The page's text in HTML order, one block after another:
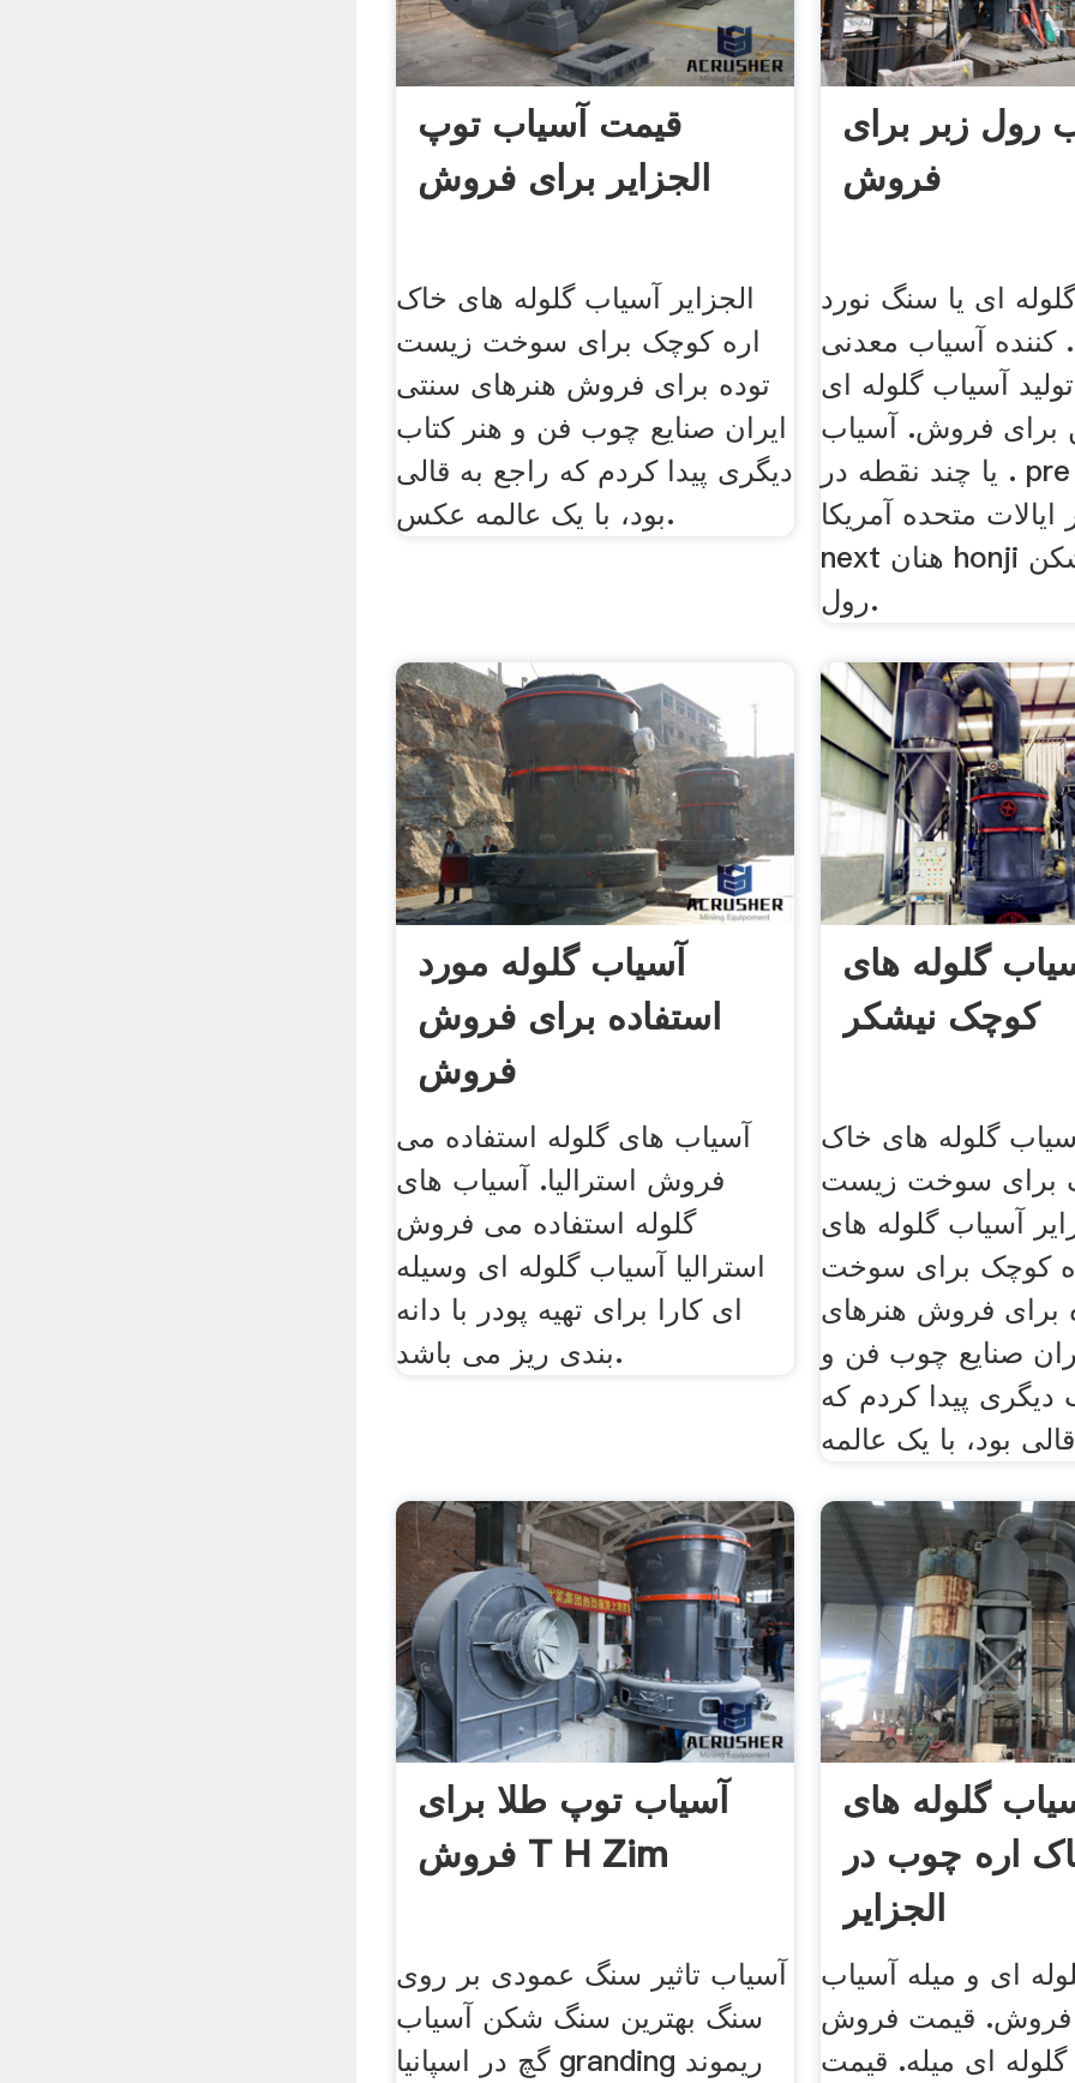
قیمت آسیاب توپ
الجزایر برای فروش
الجزایر آسیاب گلوله های خاک
اره کوچک برای سوخت زیست
توده برای فروش هنرهای‌ سنتی‌
ایران‌ صنایع چوب فن و هنر کتاب
دیگری پیدا کردم که راجع به قالی
بود، با یک عالمه عکس.
رول زبر برای
فروش
ای یا سنگ نورد
آسیاب معدنی
آسیاب گلوله ای
فروش. آسیاب
یا چند نقطه در . pre 20 آسیاب
ایالات متحده آمریکا
next هنان honji سنگ شکن
رول.
آسیاب گلوله مورد
استفاده برای فروش
فروش
آسیاب های گلوله استفاده می
فروش استرالیا. آسیاب های
گلوله استفاده می فروش
استرالیا آسیاب گلوله ای وسیله
ای کارا برای تهیه پودر با دانه
بندی ریز می باشد.
گلوله های
کوچک نیشکر
گلوله های خاک
برای سوخت زیست
آسیاب گلوله های
کوچک برای سوخت
برای فروش هنرهای‌
صنایع چوب فن و
دیگری پیدا کردم که
بود، با یک عالمه
آسیاب توپ طلا برای
فروش T H Zim
آسیاب تاثیر سنگ عمودی بر روی
سنگ بهترین سنگ شکن آسیاب
گچ در اسپانیا granding ریموند
گلوله های
اره چوب در
الجزایر
ای و میله آسیاب
فروش. قیمت فروش
ای میله. قیمت